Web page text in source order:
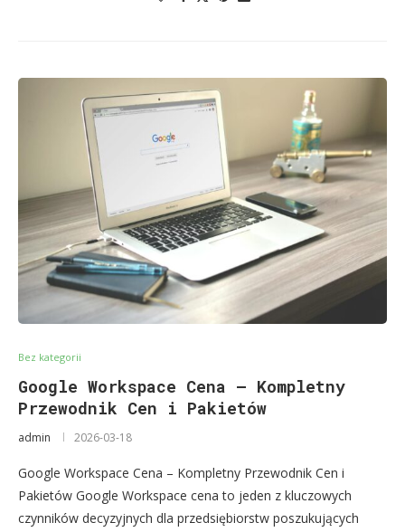
Bez kategorii
Google Workspace Cena – Kompletny
Przewodnik Cen i Pakietów
admin 2026-03-18
Google Workspace Cena – Kompletny Przewodnik Cen i
Pakietów Google Workspace cena to jeden z kluczowych
czynników decyzyjnych dla przedsiębiorstw poszukujących